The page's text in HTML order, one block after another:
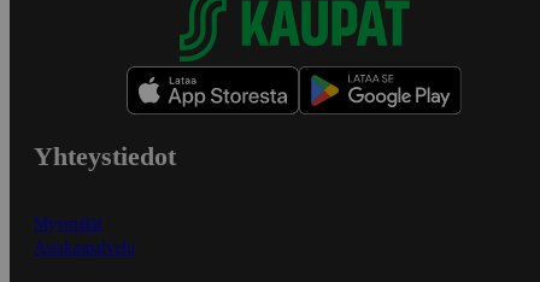
Yhteystiedot
Myymälät
Asiakaspalvelu